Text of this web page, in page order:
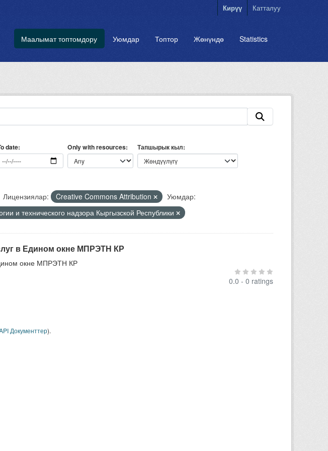
Кирүү Катталуу
Маалымат топтомдору Уюмдар Топтор Жөнүндө Statistics
date Only with resources Тапшырык кыл
Лицензиялар: Creative Commons Attribution
Уюмдар:
и технического надзора Кыргызской Республики
в Едином окне МПРЭТН КР
окне МПРЭТН КР
0.0 - 0 ratings
Документтер).